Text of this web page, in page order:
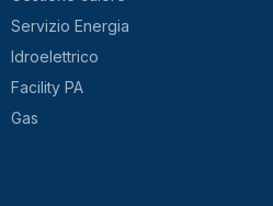
Servizio Energia
Idroelettrico
Facility PA
Gas